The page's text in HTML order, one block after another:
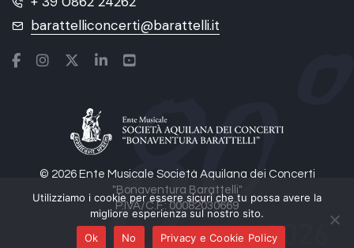
© 2026 Ente Musicale Società Aquilana dei Concerti
"Bonaventura Barattelli"
P.IVA/C.F.: 00082030669
barattelliconcerti@barattelli.it
Utilizziamo i cookie per essere sicuri che tu possa avere la
migliore esperienza sul nostro sito.
Ok
No Privacy e Cookie Policy